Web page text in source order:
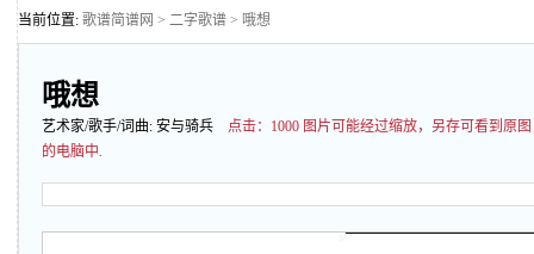
当前位置: 歌谱简谱网 > 二字歌谱 > 哦想
哦想
艺术家/歌手/词曲: 安与骑兵 点击： 1000 图片可能经过缩放，另存可看到原
的电脑中.